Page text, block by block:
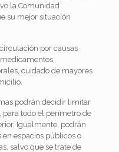
la Comunidad
su mejor situación
por causas
cuidado de mayores
podrán decidir limitar
para todo el perímetro de
Igualmente, podrán
espacios públicos o
salvo que se trate de